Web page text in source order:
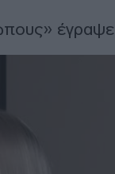
έγραψε